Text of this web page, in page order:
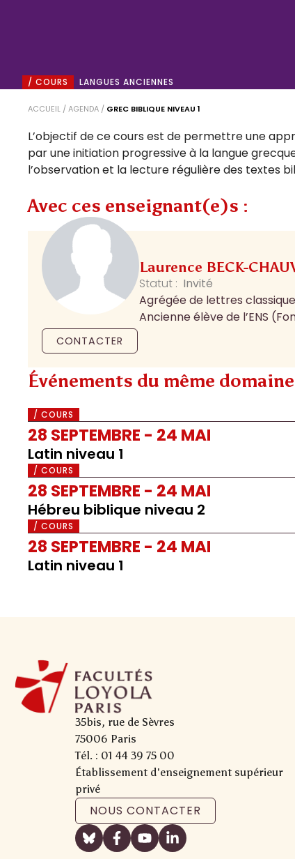
/ COURS LANGUES ANCIENNES
ACCUEIL /AGENDA / GREC BIBLIQUE NIVEAU 1
L’objectif de ce cours est de permettre une
par une initiation progressive à la langue
l’observation et la lecture régulière des textes
Avec ces enseignant(e)s :
CONTACTER
Laurence BECK-
Statut : Invité
Agrégée de lettres
Ancienne élève de l’ENS
Événements du même domaine
/ COURS
28 SEPTEMBRE - 24 MAI
Latin niveau 1
/ COURS
28 SEPTEMBRE - 24 MAI
Hébreu biblique niveau 2
/ COURS
28 SEPTEMBRE - 24 MAI
Latin niveau 1
35bis, rue de Sèvres
75006 Paris
Tél. : 01 44 39 75 00
Établissement d'enseignement supérieur
privé
NOUS CONTACTER